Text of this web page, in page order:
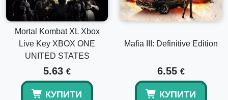
Mortal Kombat XL Xbox
Live Key XBOX ONE
UNITED STATES
5.63 €
КУПИТИ
Mafia III: Definitive Edition
6.55 €
КУПИТИ